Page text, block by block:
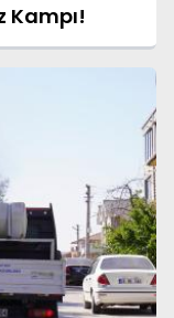
Kampı!